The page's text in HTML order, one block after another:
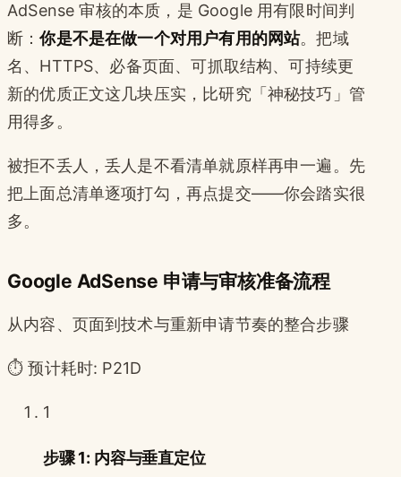
AdSense 审核的本质，是 Google 用有限时间判
断：你是不是在做一个对用户有用的网站。把域
名、HTTPS、必备页面、可抓取结构、可持续更
新的优质正文这几块压实，比研究「神秘技巧」管
用得多。
被拒不丢人，丢人是不看清单就原样再申一遍。先
把上面总清单逐项打勾，再点提交——你会踏实很
多。
Google AdSense 申请与审核准备流程
从内容、页面到技术与重新申请节奏的整合步骤
⏱️ 预计耗时: P21D
1
步骤 1: 内容与垂直定位